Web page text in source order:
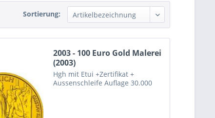
Sortierung:
2003 - 100 Euro Gold Malerei
(2003)
Hgh mit Etui +Zertifikat +
Aussenschleife Auflage 30.000